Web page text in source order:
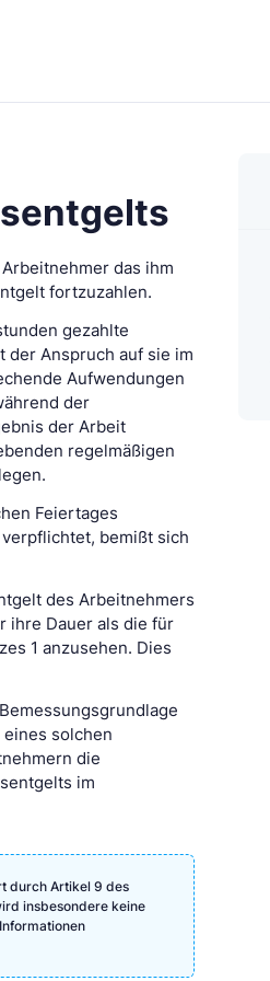
das ihm
fortzuzahlen.
gezahlte
Anspruch auf sie im
Aufwendungen
der
der Arbeit
regelmäßigen
Feiertages
bemißt sich
des Arbeitnehmers
ihre Dauer als die für
1 anzusehen. Dies
solchen
die
im
durch Artikel 9 des
insbesondere keine